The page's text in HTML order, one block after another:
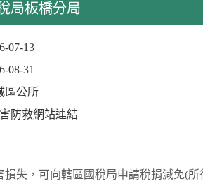
局板橋分局
07-13
08-31
區公所
防救網站連結
損失，可向轄區國稅局申請稅捐減免(